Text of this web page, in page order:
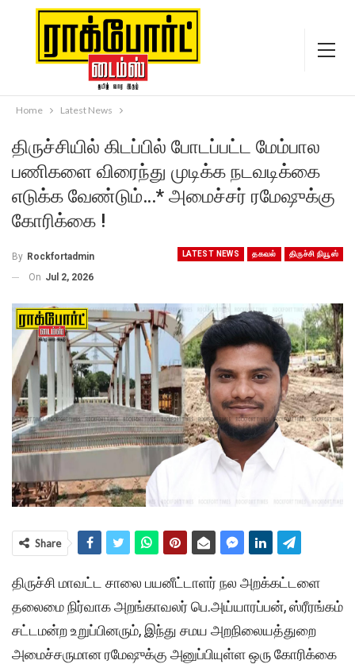
Home Latest News
திருச்சியில் கிடப்பில் போடப்பட்ட மேம்பால
பணிகளை விரைந்து முடிக்க நடவடிக்கை
எடுக்க வேண்டும்…* அமைச்சர் ரமேஷுக்கு
கோரிக்கை !
LATEST NEWS தகவல் திருச்சி நியூஸ்
By Rockfortadmin
On Jul 2, 2026
Share
திருச்சி மாவட்ட சாலை பயனீட்டாளர் நல அறக்கட்டளை
தலைமை நிர்வாக அறங்காவலர் பெ.அய்யாரப்பன், ஸ்ரீரங்கம்
சட்டமன்ற உறுப்பினரும், இந்து சமய அறநிலையத்துறை
அமைச்சருமான ரமேஷுக்கு அனுப்பியுள்ள ஒரு கோரிக்கை